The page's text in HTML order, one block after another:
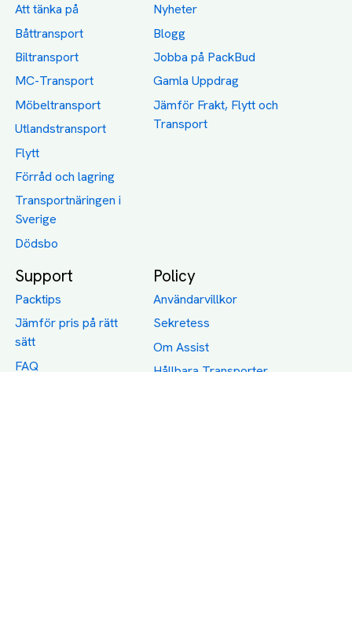
Att tänka på
Båttransport
Biltransport
MC-Transport
Möbeltransport
Utlandstransport
Flytt
Förråd och lagring
Transportnäringen i
Sverige
Dödsbo
Nyheter
Blogg
Jobba på PackBud
Gamla Uppdrag
Jämför Frakt, Flytt och
Transport
Support
Packtips
Jämför pris på rätt
sätt
FAQ
Policy
Användarvillkor
Sekretess
Om Assist
Hållbara Transporter